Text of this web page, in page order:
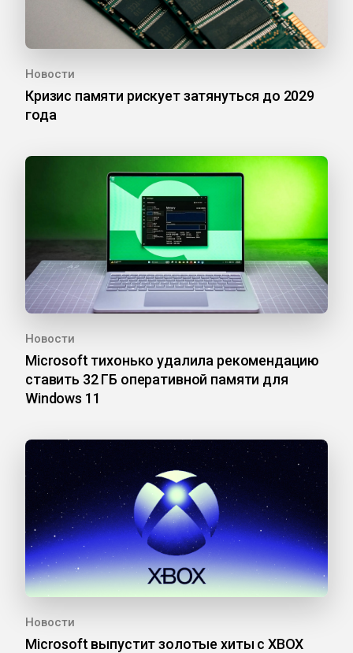
Новости
Кризис памяти рискует затянуться до 2029
года
Новости
Microsoft тихонько удалила рекомендацию
ставить 32 ГБ оперативной памяти для
Windows 11
Новости
Microsoft выпустит золотые хиты с XBOX